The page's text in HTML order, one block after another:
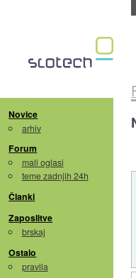
Novice
arhiv
Forum
mali oglasi
teme zadnjih 24h
Članki
Zaposlitve
brskaj
Ostalo
pravila